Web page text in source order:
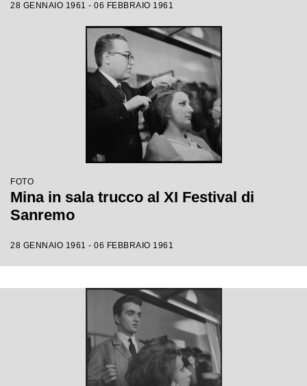
28 GENNAIO 1961 - 06 FEBBRAIO 1961
FOTO
Mina in sala trucco al XI Festival di
Sanremo
28 GENNAIO 1961 - 06 FEBBRAIO 1961